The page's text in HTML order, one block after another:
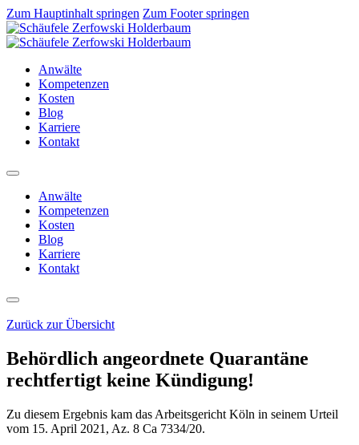
Zum Hauptinhalt springen Zum Footer springen
Anwälte
Kompetenzen
Kosten
Blog
Karriere
Kontakt
Anwälte
Kompetenzen
Kosten
Blog
Karriere
Kontakt
Zurück zur Übersicht
Behördlich angeordnete Quarantäne
rechtfertigt keine Kündigung!
Zu diesem Ergebnis kam das Arbeitsgericht Köln in seinem Urteil
vom 15. April 2021, Az. 8 Ca 7334/20.